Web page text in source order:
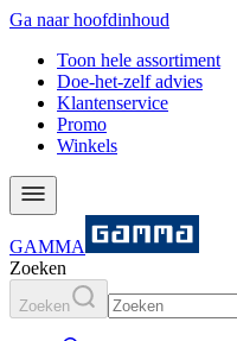
Ga naar hoofdinhoud
Toon hele assortiment
Doe-het-zelf advies
Klantenservice
Promo
Winkels
GAMMA
Zoeken
Zoeken